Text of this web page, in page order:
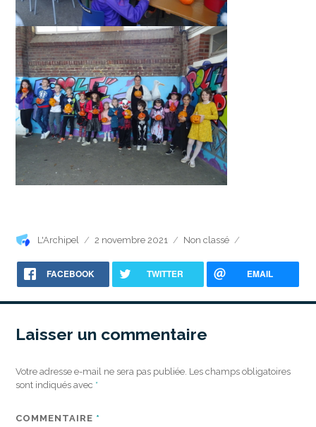
Auteur
L'Archipel
Publié
2 novembre 2021 Catégories
Non classé
FACEBOOK TWITTER EMAIL
Laisser un commentaire
Votre adresse e-mail ne sera pas publiée. Les champs obligatoires
sont indiqués avec *
COMMENTAIRE *